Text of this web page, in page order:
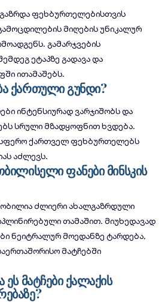
ფეხბურთელებისთვის
მიღების უნიკალურ
გამარჯვების
ეტაპზე გადავა და
ითამაშებს.
ქართული გუნდი?
ინტენსიურად ვარჯიშობს და
სრული მზადყოფნით ხვდება.
ქართველ ფეხბურთელებს
აძლევს.
ფანები მინსკის
ძლიერი ახალგაზრდული
თამაშით. მიუხედავად
ნეიტრალურ მოედანზე ტარდება,
მატჩებში
მატჩები ქალაქის